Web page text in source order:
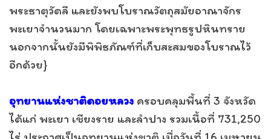
พระธาตุวัดลี และยังพบโบราณวัตถุสมัยอาณาจักร
พะเยาจำนวนมาก โดยเฉพาะพระพุทธรูปหินทราย
นอกจากนั้นยังมีพิพิธภัณฑ์ที่เก็บสะสมของโบราณไว้
อีกด้วย}
อุทยานแห่งชาติดอยหลวง ครอบคลุมพื้นที่ 3 จังหวัด
ได้แก่ พะเยา เชียงราย และลำปาง รวมเนื้อที่ 731,250